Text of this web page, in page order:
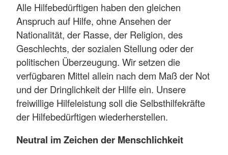
Alle Hilfebedürftigen haben den gleichen
Anspruch auf Hilfe, ohne Ansehen der
Nationalität, der Rasse, der Religion, des
Geschlechts, der sozialen Stellung oder der
politischen Überzeugung. Wir setzen die
verfügbaren Mittel allein nach dem Maß der Not
und der Dringlichkeit der Hilfe ein. Unsere
freiwillige Hilfeleistung soll die Selbsthilfekräfte
der Hilfebedürftigen wiederherstellen.
Neutral im Zeichen der Menschlichkeit